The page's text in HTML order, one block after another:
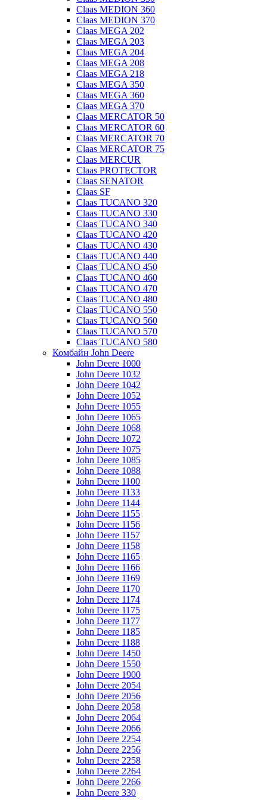
Claas MEDION 360
Claas MEDION 370
Claas MEGA 202
Claas MEGA 203
Claas MEGA 204
Claas MEGA 208
Claas MEGA 218
Claas MEGA 350
Claas MEGA 360
Claas MEGA 370
Claas MERCATOR 50
Claas MERCATOR 60
Claas MERCATOR 70
Claas MERCATOR 75
Claas MERCUR
Claas PROTECTOR
Claas SENATOR
Claas SF
Claas TUCANO 320
Claas TUCANO 330
Claas TUCANO 340
Claas TUCANO 420
Claas TUCANO 430
Claas TUCANO 440
Claas TUCANO 450
Claas TUCANO 460
Claas TUCANO 470
Claas TUCANO 480
Claas TUCANO 550
Claas TUCANO 560
Claas TUCANO 570
Claas TUCANO 580
Комбайн John Deere
John Deere 1000
John Deere 1032
John Deere 1042
John Deere 1052
John Deere 1055
John Deere 1065
John Deere 1068
John Deere 1072
John Deere 1075
John Deere 1085
John Deere 1088
John Deere 1100
John Deere 1133
John Deere 1144
John Deere 1155
John Deere 1156
John Deere 1157
John Deere 1158
John Deere 1165
John Deere 1166
John Deere 1169
John Deere 1170
John Deere 1174
John Deere 1175
John Deere 1177
John Deere 1185
John Deere 1188
John Deere 1450
John Deere 1550
John Deere 1900
John Deere 2054
John Deere 2056
John Deere 2058
John Deere 2064
John Deere 2066
John Deere 2254
John Deere 2256
John Deere 2258
John Deere 2264
John Deere 2266
John Deere 330